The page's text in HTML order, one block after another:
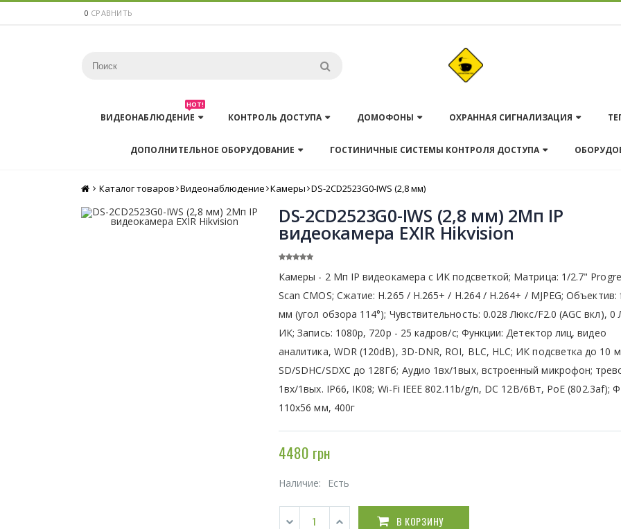
0 СРАВНИТЬ
ВИДЕОНАБЛЮДЕНИЕ
HOT!
КОНТРОЛЬ ДОСТУПА ДОМОФОНЫ ОХРАННАЯ СИГНАЛИЗАЦИЯ
ДОПОЛНИТЕЛЬНОЕ ОБОРУДОВАНИЕ ГОСТИНИЧНЫЕ СИСТЕМЫ КОНТРОЛЯ ДОСТУПА
Главная
Каталог товаров Видеонаблюдение Камеры DS-2CD2523G0-IWS (2,8 мм)
DS-2CD2523G0-IWS (2,8 мм) 2Мп IP
видеокамера EXIR Hikvision
Камеры - 2 Мп IP видеокамера с ИК подсветкой; Матрица: 1/2.7"
Scan CMOS; Сжатие: Н.265 / Н.265+ / H.264 / H.264+ / MJPEG; Объектив:
мм (угол обзора 114°); Чувствительность: 0.028 Люкс/F2.0 (AGC вкл), 0
ИК; Запись: 1080р, 720р - 25 кадров/с; Функции: Детектор лиц, видео
аналитика, WDR (120dB), 3D-DNR, ROI, BLC, HLC; ИК подсветка до 10
SD/SDHC/SDXC до 128Гб; Аудио 1вх/1вых, встроенный микрофон;
1вх/1вых. IP66, IK08; Wi-Fi IEEE 802.11b/g/n, DC 12В/6Вт, PoE (802.3af); Ф
110х56 мм, 400г
4480 грн
Наличие: Есть
В КОРЗИНУ